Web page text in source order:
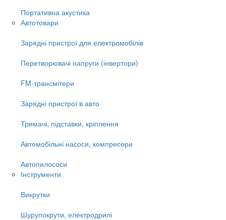
Портативна акустика
Автотовари
Зарядні пристрої для електромобілів
Перетворювачі напруги (інвертори)
FM-трансмітери
Зарядні пристрої в авто
Тримачі, підставки, кріплення
Автомобільні насоси, компресори
Автопилососи
Інструменти
Викрутки
Шурупокрути, електродрилі